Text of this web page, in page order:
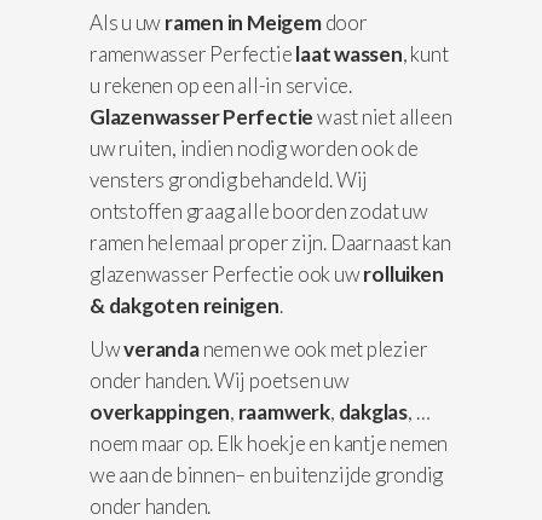
Als u uwramen in Meigemdoor
ramenwasser Perfectielaat wassen, kunt
u rekenen op een all-in service.
Glazenwasser Perfectiewast niet alleen
uw ruiten, indien nodig worden ook de
vensters grondig behandeld. Wij
ontstoffen graag alle boorden zodat uw
ramen helemaal proper zijn. Daarnaast kan
glazenwasser Perfectie ook uwrolluiken
& dakgoten reinigen.
Uwverandanemen we ook met plezier
onder handen. Wij poetsen uw
overkappingen, raamwerk, dakglas, …
noem maar op. Elk hoekje en kantje nemen
we aan de binnen– en buitenzijde grondig
onder handen.